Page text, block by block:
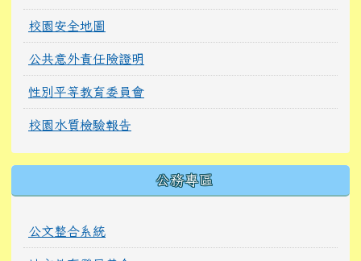
校園安全地圖
公共意外責任險證明
性別平等教育委員會
校園水質檢驗報告
公務專區
公文整合系統